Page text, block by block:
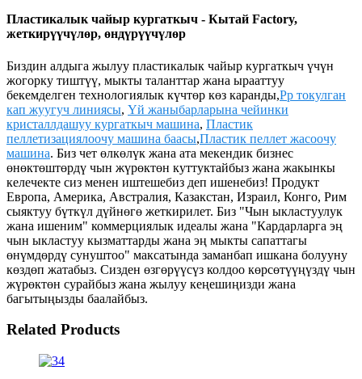
Пластикалык чайыр кургаткыч - Кытай Factory,
жеткирүүчүлөр, өндүрүүчүлөр
Биздин алдыга жылуу пластикалык чайыр кургаткыч үчүн
жогорку тиштүү, мыкты таланттар жана ырааттуу
бекемделген технологиялык күчтөр көз каранды,Pp токулган
кап жуугуч линиясы, Үй жаныбарларына чейинки
кристаллдашуу кургаткыч машина, Пластик
пеллетизациялоочу машина баасы,Пластик пеллет жасоочу
машина. Биз чет өлкөлүк жана ата мекендик бизнес
өнөктөштөрдү чын жүрөктөн куттуктайбыз жана жакынкы
келечекте сиз менен иштешебиз деп ишенебиз! Продукт
Европа, Америка, Австралия, Казакстан, Израил, Конго, Рим
сыяктуу бүткүл дүйнөгө жеткирилет. Биз "Чын ыкластуулук
жана ишеним" коммерциялык идеалы жана "Кардарларга эң
чын ыкластуу кызматтарды жана эң мыкты сапаттагы
өнүмдөрдү сунуштоо" максатында заманбап ишкана болууну
көздөп жатабыз. Сизден өзгөрүүсүз колдоо көрсөтүүңүздү чын
жүрөктөн сурайбыз жана жылуу кеңешиңизди жана
багытыңызды баалайбыз.
Related Products